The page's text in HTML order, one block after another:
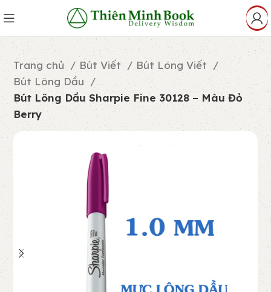
Trang chủ Bút Viết
Bút Lông Viết
Bút Lông Dầu
Bút Lông Dầu Sharpie Fine 30128 – Màu Đỏ
Berry